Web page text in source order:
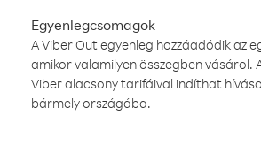
Egyenlegcsomagok
A Viber Out egyenleg hozzáadódik az
amikor valamilyen összegben vásárol.
Viber alacsony tarifáival indíthat
bármely országába.